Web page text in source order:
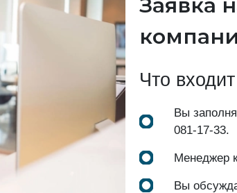
Что
Вы
081-17-33.
Менеджер
Вы